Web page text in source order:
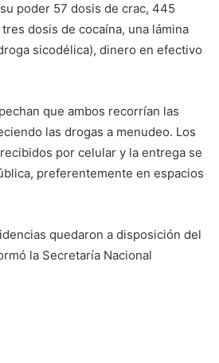
poder 57 dosis de crac, 445
dosis de cocaína, una lámina
sicodélica), dinero en efectivo
que ambos recorrían las
las drogas a menudeo. Los
por celular y la entrega se
preferentemente en espacios
quedaron a disposición del
la Secretaría Nacional